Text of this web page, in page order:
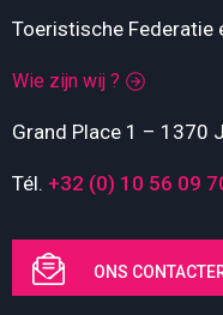
Toeristische Federatie
Wie zijn wij ?
Grand Place 1 – 1370
Tél. +32 (0) 10 56 09
ONS